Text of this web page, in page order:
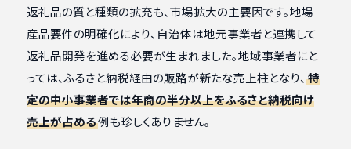
返礼品の質と種類の拡充も、市場拡大の主要因です。地場
産品要件の明確化により、自治体は地元事業者と連携して
返礼品開発を進める必要が生まれました。地域事業者にと
っては、ふるさと納税経由の販路が新たな売上柱となり、 特
定の中小事業者では年商の半分以上をふるさと納税向け
売上が占める例も珍しくありません。